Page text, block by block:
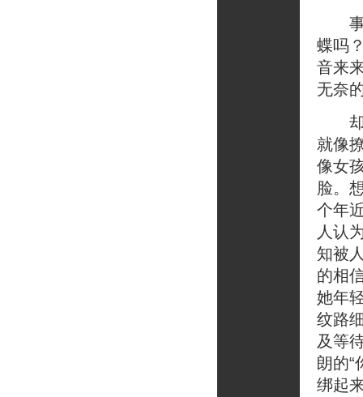
事
蝶吗
音来
无奈
却
就像
像女
脸。
个年
人认
知被
的相
她年
纹路
及等
朗的“
绑起